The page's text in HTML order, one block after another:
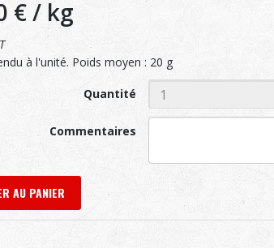
€/ kg
à l'unité. Poids moyen : 20 g
Quantité
Commentaires
AU PANIER